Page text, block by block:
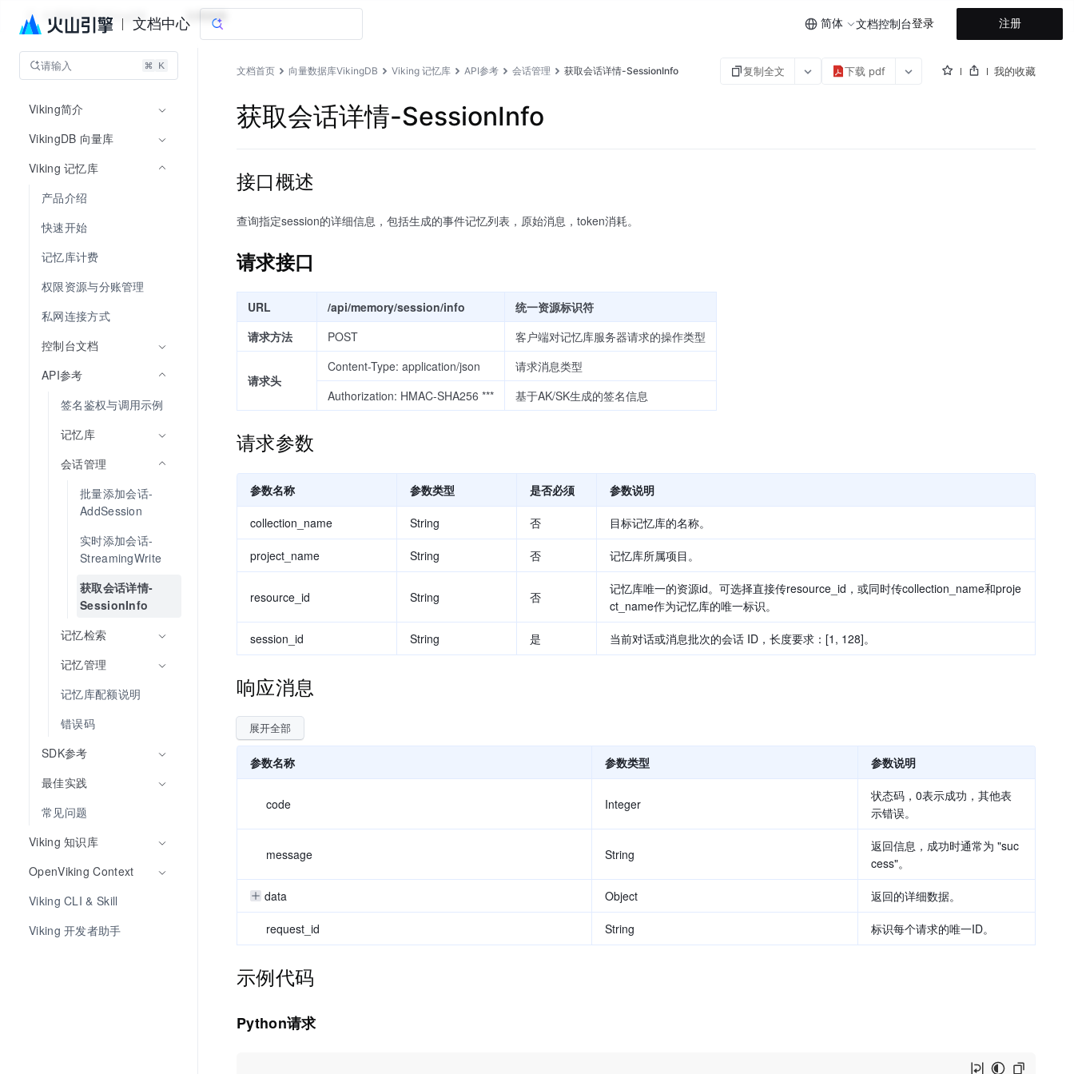
文档中心 简体 文档控制台登录 注册
向量数据库VikingDB 文档指南
请输入
Viking简介
VikingDB 向量库
Viking 记忆库
产品介绍
快速开始
记忆库计费
权限资源与分账管理
私网连接方式
控制台文档
API参考
签名鉴权与调用示例
记忆库
会话管理
批量添加会话-
AddSession
实时添加会话-
StreamingWrite
获取会话详情-
SessionInfo
记忆检索
记忆管理
记忆库配额说明
错误码
SDK参考
最佳实践
常见问题
Viking 知识库
OpenViking Context
Viking CLI & Skill
Viking 开发者助手
文档首页 向量数据库VikingDB Viking 记忆库 API参考 会话管理 获取会话详情-SessionInfo 复制全文 下载 pdf 我的收藏
获取会话详情-SessionInfo
接口概述
查询指定session的详细信息，包括生成的事件记忆列表，原始消息，token消耗。
请求接口
URL /api/memory/session/info
统一资源标识符
请求方法
POST 客户端对记忆库服务器请求的操作类型
请求头
Content-Type: application/json
请求消息类型
Authorization: HMAC-SHA256 ***
基于AK/SK生成的签名信息
请求参数
参数名称 参数类型 是否必须 参数说明
collection_name String 否 目标记忆库的名称。
project_name String 否 记忆库所属项目。
resource_id String 否
记忆库唯一的资源id。可选择直接传resource_id，或同时传collection_name和proje
ct_name作为记忆库的唯一标识。
session_id String 是 当前对话或消息批次的会话 ID，长度要求：[1, 128]。
响应消息
展开全部
参数名称 参数类型 参数说明
code Integer
状态码，0表示成功，其他表
示错误。
message String
返回信息，成功时通常为 "suc
cess"。
data Object 返回的详细数据。
request_id String 标识每个请求的唯一ID。
示例代码
Python请求